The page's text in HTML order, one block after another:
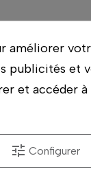
améliorer
publicités et
et accéder
tune Configurer